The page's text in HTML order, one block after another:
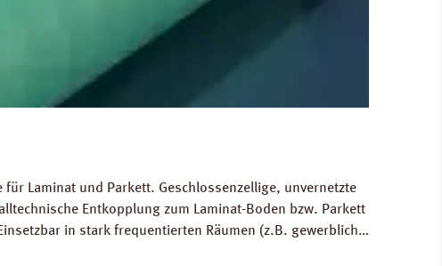
Laminat und Parkett. Geschlossenzellige, unvernetzte
Entkopplung zum Laminat-Boden bzw. Parkett
in stark frequentierten Räumen (z.B. gewerblich
Ausgleich von Bodenunebenheiten bis zu 1 mm.